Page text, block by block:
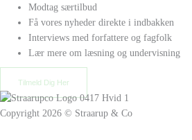
Modtag særtilbud
Få vores nyheder direkte i indbakken
Interviews med forfattere og fagfolk
Lær mere om læsning og undervisning
Tilmeld Dig Her
Copyright 2026 © Straarup & Co